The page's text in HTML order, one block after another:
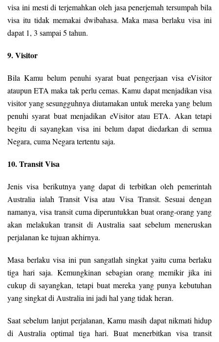
visa ini mesti di terjemahkan oleh jasa penerjemah tersumpah bila
visa itu tidak memakai dwibahasa. Maka masa berlaku visa ini
dapat 1, 3 sampai 5 tahun.
9. Visitor
Bila Kamu belum penuhi syarat buat pengerjaan visa eVisitor
ataupun ETA maka tak perlu cemas. Kamu dapat menjadikan visa
visitor yang sesungguhnya diutamakan untuk mereka yang belum
penuhi syarat buat menjadikan eVisitor atau ETA. Akan tetapi
begitu di sayangkan visa ini belum dapat diedarkan di semua
Negara, cuma Negara tertentu saja.
10. Transit Visa
Jenis visa berikutnya yang dapat di terbitkan oleh pemerintah
Australia ialah Transit Visa atau Visa Transit. Sesuai dengan
namanya, visa transit cuma diperuntukkan buat orang-orang yang
akan melakukan transit di Australia saat sebelum meneruskan
perjalanan ke tujuan akhirnya.
Masa berlaku visa ini pun sangatlah singkat yaitu cuma berlaku
tiga hari saja. Kemungkinan sebagian orang memikir jika ini
cukup di sayangkan, tetapi buat mereka yang punya kebutuhan
yang singkat di Australia ini jadi hal yang tidak heran.
Saat sebelum lanjut perjalanan, Kamu masih dapat nikmati hidup
di Australia optimal tiga hari. Buat menerbitkan visa transit